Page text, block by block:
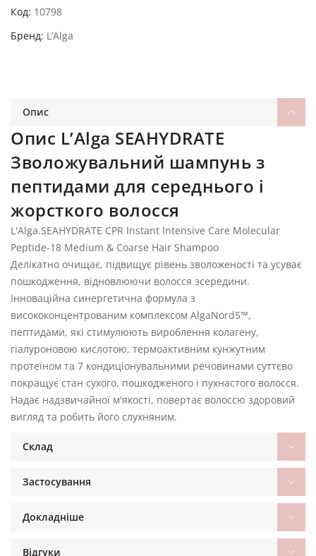
Код 10798
Бренд L’Alga
Опис
Опис L’Alga SEAHYDRATE
Зволожувальний шампунь з
пептидами для середнього і
жорсткого волосся
L'Alga.SEAHYDRATE CPR Instant Intensive Care Molecular
Peptide-18 Medium & Coarse Hair Shampoo
Делікатно очищає, підвищує рівень зволоженості та усуває
пошкодження, відновлюючи волосся зсередини.
Інноваційна синергетична формула з
висококонцентрованим комплексом AlgaNord5™,
пептидами, які стимулюють вироблення колагену,
гіалуроновою кислотою, термоактивним кунжутним
протеїном та 7 кондиціонувальними речовинами суттєво
покращує стан сухого, пошкодженого і пухнастого волосся.
Надає надзвичайної м'якості, повертає волоссю здоровий
вигляд та робить його слухняним.
Склад
Застосування
Докладніше
Відгуки